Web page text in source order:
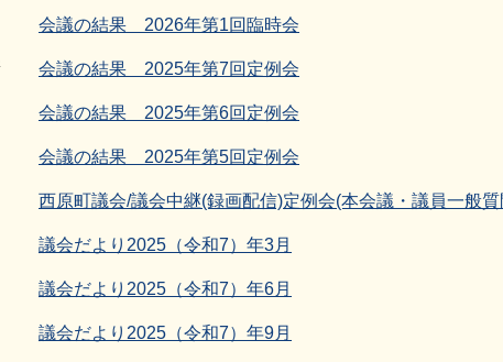
会議の結果 2026年第1回臨時会
会議の結果 2025年第7回定例会
会議の結果 2025年第6回定例会
会議の結果 2025年第5回定例会
西原町議会/議会中継(録画配信)定例会(本会議・議員一般質
議会だより2025（令和7）年3月
議会だより2025（令和7）年6月
議会だより2025（令和7）年9月